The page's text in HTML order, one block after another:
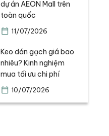
dự án AEON Mall trên
toàn quốc
11/07/2026
Keo dán gạch giá bao
nhiêu? Kinh nghiệm
mua tối ưu chi phí
10/07/2026